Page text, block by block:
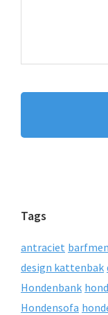
Tags
antraciet
design kattenbak
Hondenbank
Hondensofa